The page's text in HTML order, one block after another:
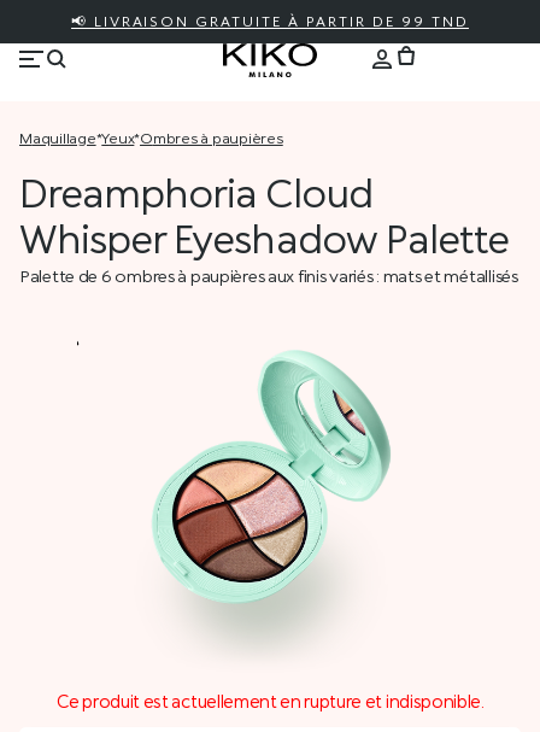
📢 LIVRAISON GRATUITE À PARTIR DE 99 TND
maquillage* yeux* ombres à paupières
Dreamphoria Cloud
Whisper Eyeshadow Palette
Palette de 6 ombres à paupières aux finis variés : mats et métallisés
Ce produit est actuellement en rupture et indisponible.